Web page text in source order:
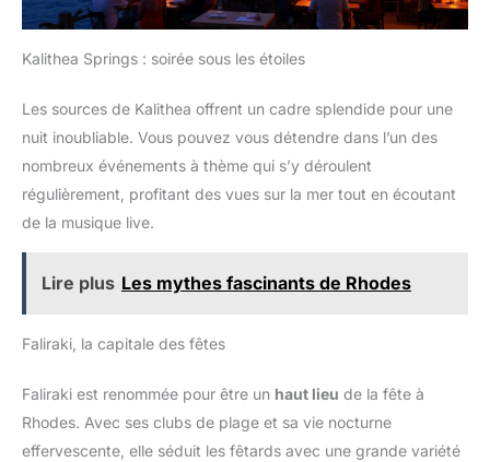
Kalithea Springs : soirée sous les étoiles
Les sources de Kalithea offrent un cadre splendide pour une
nuit inoubliable. Vous pouvez vous détendre dans l’un des
nombreux événements à thème qui s’y déroulent
régulièrement, profitant des vues sur la mer tout en écoutant
de la musique live.
Lire plus Les mythes fascinants de Rhodes
Faliraki, la capitale des fêtes
Faliraki est renommée pour être un haut lieu de la fête à
Rhodes. Avec ses clubs de plage et sa vie nocturne
effervescente, elle séduit les fêtards avec une grande variété